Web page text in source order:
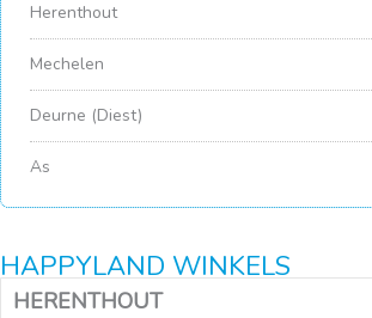
Herenthout
Mechelen
Deurne (Diest)
As
HAPPYLAND WINKELS
HERENTHOUT